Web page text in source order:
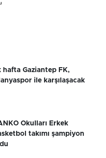
hafta Gaziantep FK,
ile karşılaşacak
Okulları Erkek
takımı şampiyon